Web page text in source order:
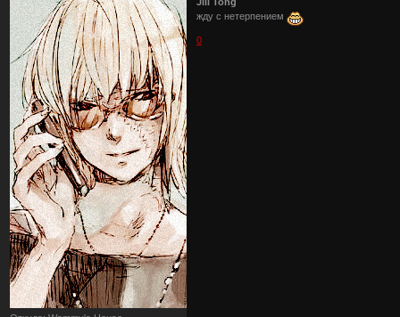
жду с нетерпением
0